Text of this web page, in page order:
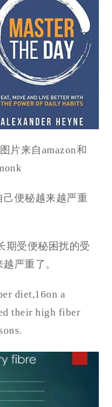
片来自amazon和
便秘越来越严重
期受便秘困扰的受
严重了。
diet,16on a
their high fiber